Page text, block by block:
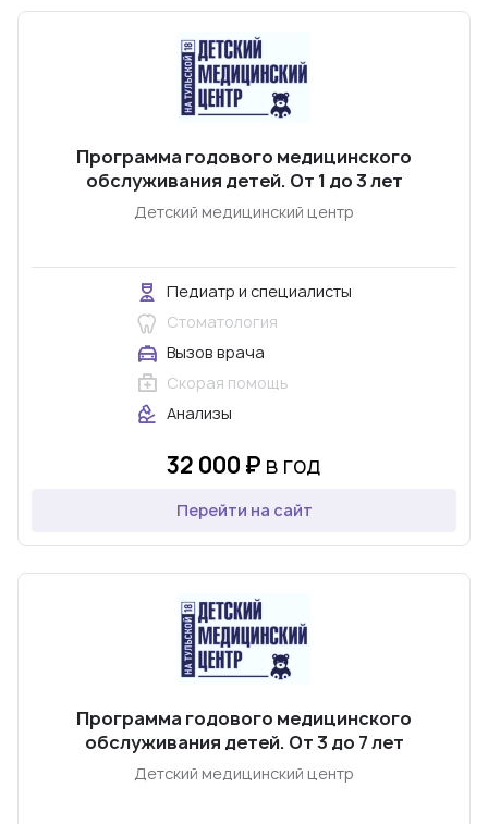
Программа годового медицинского
обслуживания детей. От 1 до 3 лет
Детский медицинский центр
Педиатр и специалисты
Стоматология
Вызов врача
Скорая помощь
Анализы
32 000 ₽ в год
Перейти на сайт
Программа годового медицинского
обслуживания детей. От 3 до 7 лет
Детский медицинский центр